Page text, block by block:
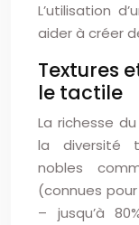
L’utilisation
aider à créer
Textures
le tactile
La richesse
la diversité
nobles
(connues
– jusqu’à